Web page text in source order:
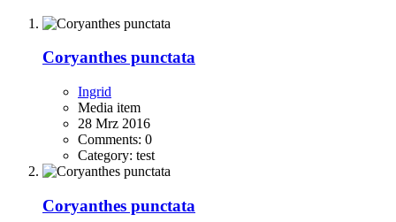
Coryanthes punctata
Ingrid
Media item
28 Mrz 2016
Comments: 0
Category: test
Coryanthes punctata